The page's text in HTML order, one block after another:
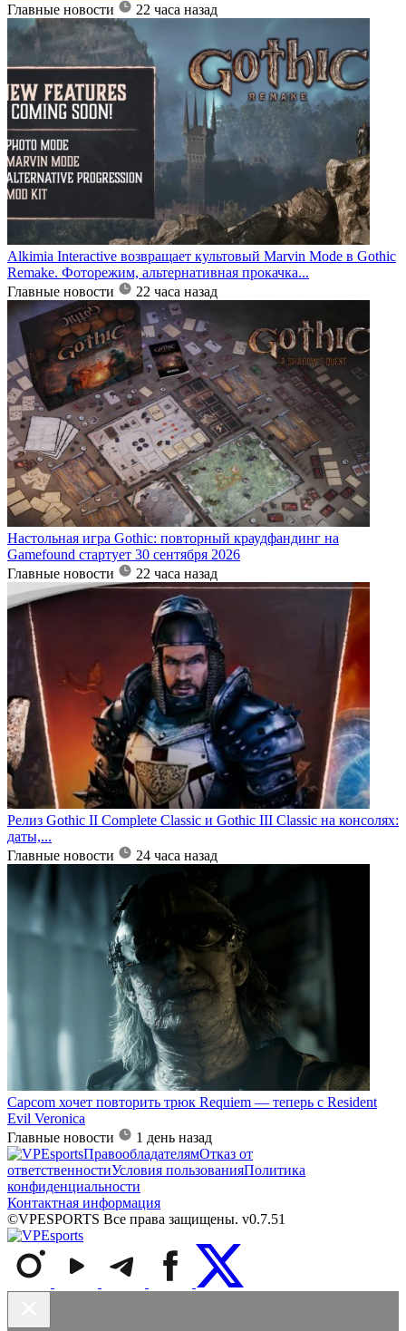
Главные новости
22 часа назад
Alkimia Interactive возвращает культовый Marvin Mode в Gothic
Remake. Фоторежим, альтернативная прокачка...
Главные новости
22 часа назад
Настольная игра Gothic: повторный краудфандинг на
Gamefound стартует 30 сентября 2026
Главные новости
22 часа назад
Релиз Gothic II Complete Classic и Gothic III Classic на консолях:
даты,...
Главные новости
24 часа назад
Capcom хочет повторить трюк Requiem — теперь с Resident
Evil Veronica
Главные новости
1 день назад
ПравообладателямОтказ от
ответственностиУсловия пользованияПолитика
конфиденциальности
Контактная информация
©VPESPORTS Все права защищены. v0.7.51